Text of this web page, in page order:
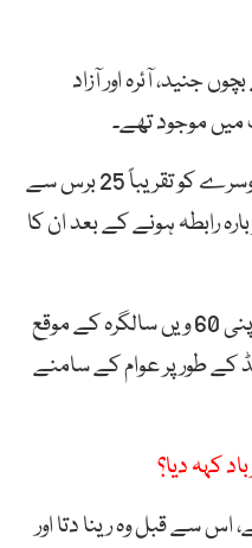
جنید، آئرہ اور آزاد
موجود تھے۔
عامر خان اور گوری سپراٹ ایک دوسرے کو تقریباً 25 برس سے
2024ء میں دوبارہ رابطہ ہونے کے بعد ان کا
عامر خان نے مارچ 2025ء میں اپنی 60 ویں سالگرہ کے موقع
کے طور پر عوام کے سامنے
کہہ دیا؟
سے قبل وہ رینا دتا اور